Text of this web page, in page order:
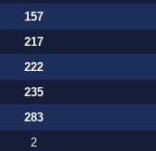
157
217
222
235
283
2